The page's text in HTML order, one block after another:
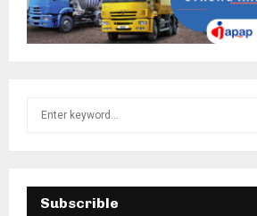
Subscrible